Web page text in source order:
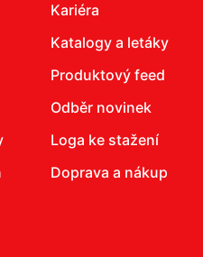
Kariéra
Katalogy a letáky
Produktový feed
Odběr novinek
Loga ke stažení
Doprava a nákup